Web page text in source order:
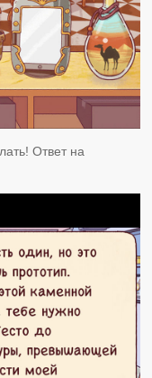
Ответ на